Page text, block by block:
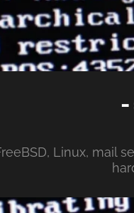
Linux, mail